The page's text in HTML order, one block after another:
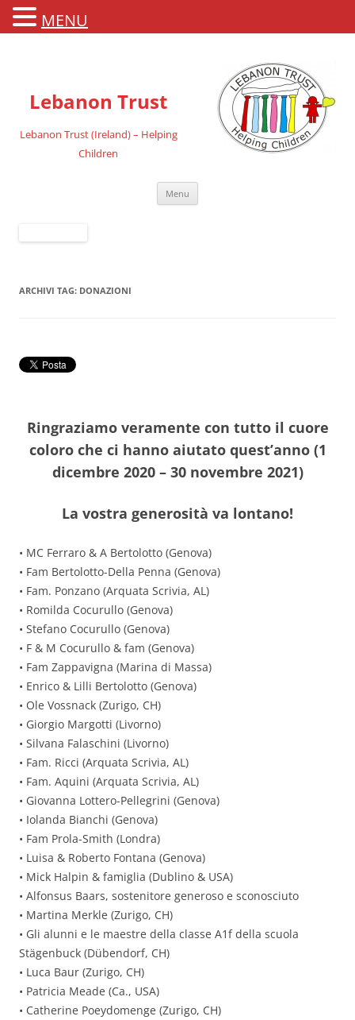
Lebanon Trust
Lebanon Trust (Ireland) – Helping
Children
Menu
ARCHIVI TAG: DONAZIONI
Ringraziamo veramente con tutto il cuore
coloro che ci hanno aiutato quest’anno (1
dicembre 2020 – 30 novembre 2021)
La vostra generosità va lontano!
• MC Ferraro & A Bertolotto (Genova)
• Fam Bertolotto-Della Penna (Genova)
• Fam. Ponzano (Arquata Scrivia, AL)
• Romilda Cocurullo (Genova)
• Stefano Cocurullo (Genova)
• F & M Cocurullo & fam (Genova)
• Fam Zappavigna (Marina di Massa)
• Enrico & Lilli Bertolotto (Genova)
• Ole Vossnack (Zurigo, CH)
• Giorgio Margotti (Livorno)
• Silvana Falaschini (Livorno)
• Fam. Ricci (Arquata Scrivia, AL)
• Fam. Aquini (Arquata Scrivia, AL)
• Giovanna Lottero-Pellegrini (Genova)
• Iolanda Bianchi (Genova)
• Fam Prola-Smith (Londra)
• Luisa & Roberto Fontana (Genova)
• Mick Halpin & famiglia (Dublino & USA)
• Alfonsus Baars, sostenitore generoso e sconosciuto
• Martina Merkle (Zurigo, CH)
• Gli alunni e le maestre della classe A1f della scuola
Stägenbuck (Dübendorf, CH)
• Luca Baur (Zurigo, CH)
• Patricia Meade (Ca., USA)
• Catherine Poeydomenge (Zurigo, CH)
MENU